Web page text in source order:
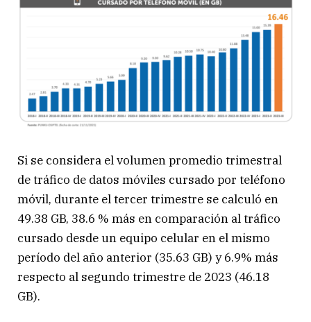
Si se considera el volumen promedio trimestral
de tráfico de datos móviles cursado por teléfono
móvil, durante el tercer trimestre se calculó en
49.38 GB, 38.6 % más en comparación al tráfico
cursado desde un equipo celular en el mismo
período del año anterior (35.63 GB) y 6.9% más
respecto al segundo trimestre de 2023 (46.18
GB).